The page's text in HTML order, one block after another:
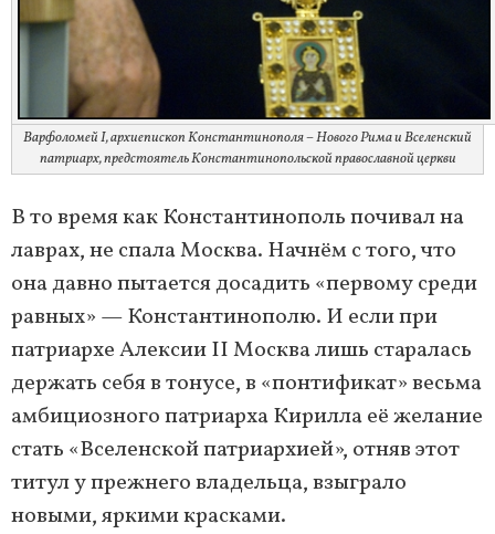
Варфоломей I, архиепископ Константинополя – Нового Рима и Вселенский
патриарх, предстоятель Константинопольской православной церкви
В то время как Константинополь почивал на
лаврах, не спала Москва. Начнём с того, что
она давно пытается досадить «первому среди
равных» — Константинополю. И если при
патриархе Алексии II Москва лишь старалась
держать себя в тонусе, в «понтификат» весьма
амбициозного патриарха Кирилла её желание
стать «Вселенской патриархией», отняв этот
титул у прежнего владельца, взыграло
новыми, яркими красками.